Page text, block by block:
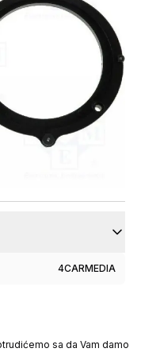
4CARMEDIA
sa da Vam damo